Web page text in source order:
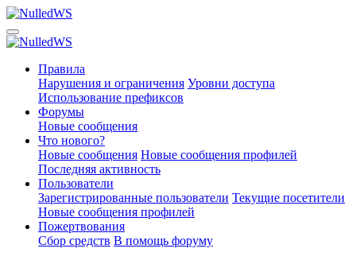
Правила
Нарушения и ограничения Уровни доступа
Использование префиксов
Форумы
Новые сообщения
Что нового?
Новые сообщения Новые сообщения профилей
Последняя активность
Пользователи
Зарегистрированные пользователи Текущие посетители
Новые сообщения профилей
Пожертвования
Сбор средств В помощь форуму